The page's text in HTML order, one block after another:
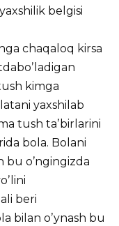
belgisi
chaqaloq kirsa
kimga
yaxshilab
tush taʼbirlarini
bola. Bolani
bu oʼngingizda
beri
bilan oʼynash bu